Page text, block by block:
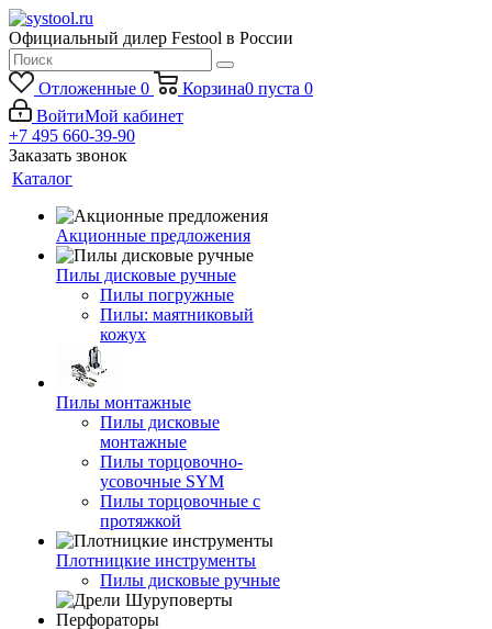
Официальный дилер Festool в России
Отложенные 0 Корзина0 пуста 0
ВойтиМой кабинет
+7 495 660-39-90
Заказать звонок
Каталог
Акционные предложения
Пилы дисковые ручные
Пилы погружные
Пилы: маятниковый
кожух
Пилы монтажные
Пилы дисковые
монтажные
Пилы торцовочно-
усовочные SYM
Пилы торцовочные с
протяжкой
Плотницкие инструменты
Пилы дисковые ручные